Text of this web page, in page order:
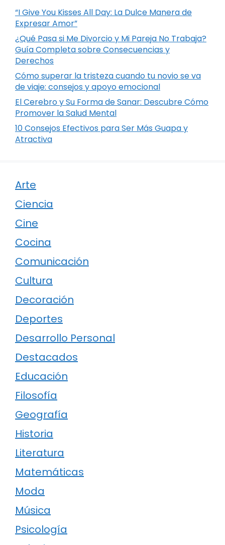
“I Give You Kisses All Day: La Dulce Manera de
Expresar Amor”
¿Qué Pasa si Me Divorcio y Mi Pareja No Trabaja?
Guía Completa sobre Consecuencias y
Derechos
Cómo superar la tristeza cuando tu novio se va
de viaje: consejos y apoyo emocional
El Cerebro y Su Forma de Sanar: Descubre Cómo
Promover la Salud Mental
10 Consejos Efectivos para Ser Más Guapa y
Atractiva
Arte
Ciencia
Cine
Cocina
Comunicación
Cultura
Decoración
Deportes
Desarrollo Personal
Destacados
Educación
Filosofía
Geografía
Historia
Literatura
Matemáticas
Moda
Música
Psicología